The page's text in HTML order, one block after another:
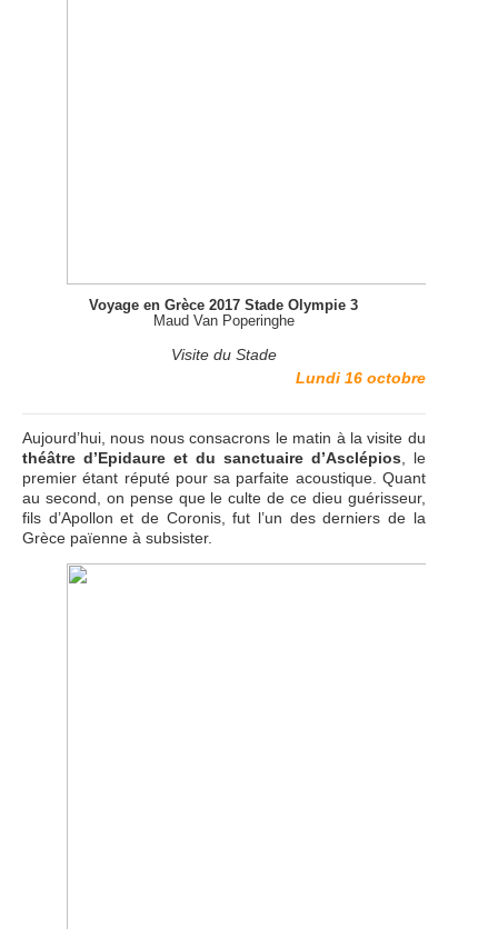
Voyage en Grèce 2017 Stade Olympie 3
Maud Van Poperinghe
Visite du Stade
Lundi 16 octobre
Aujourd’hui, nous nous consacrons le matin à la visite du
théâtre d’Epidaure et du sanctuaire d’Asclépios , le
premier étant réputé pour sa parfaite acoustique. Quant
au second, on pense que le culte de ce dieu guérisseur,
fils d’Apollon et de Coronis, fut l’un des derniers de la
Grèce païenne à subsister.